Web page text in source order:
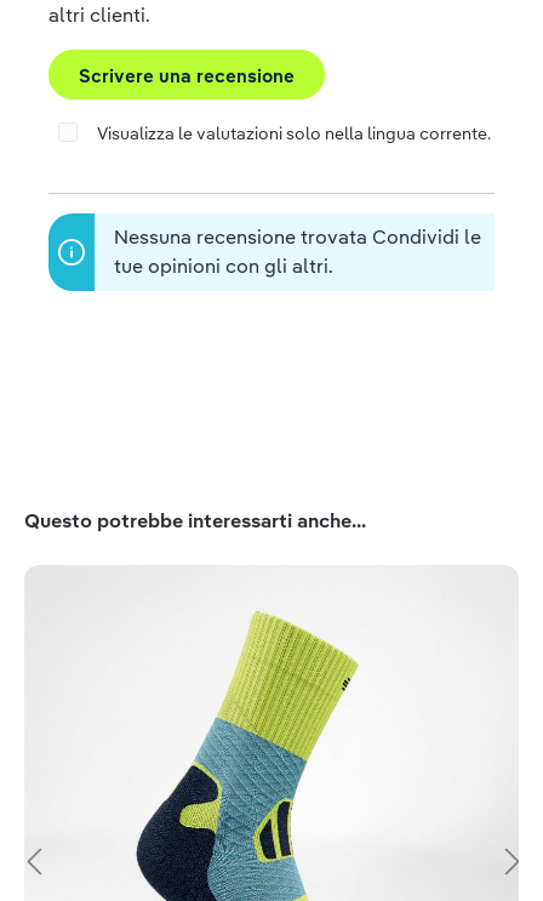
altri clienti.
Scrivere una recensione
Visualizza le valutazioni solo nella lingua corrente.
Nessuna recensione trovata Condividi le
tue opinioni con gli altri.
Salta la galleria dei prodotti
Questo potrebbe interessarti anche...